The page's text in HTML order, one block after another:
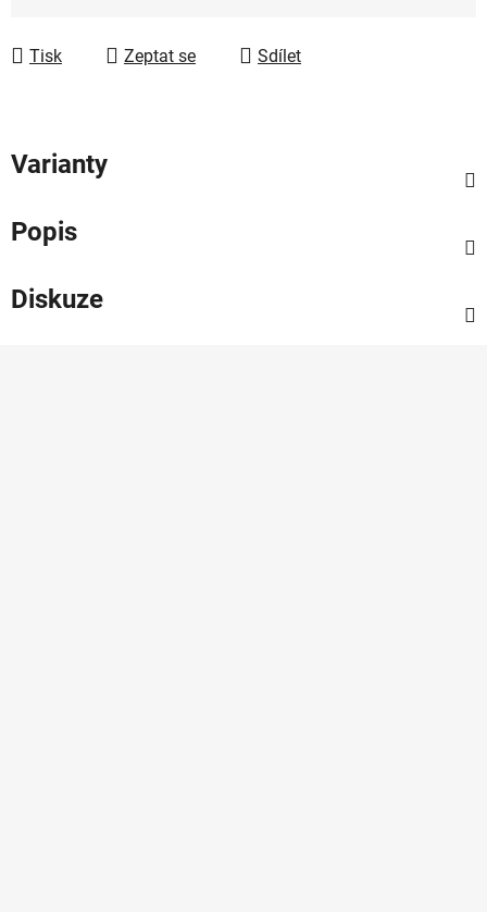
Tisk
Zeptat se Sdílet
Varianty
Popis
Diskuze